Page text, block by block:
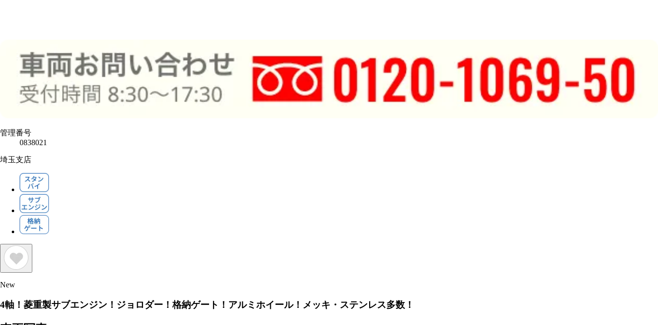
管理番号
0838021
埼玉支店
New
4軸！菱重製サブエンジン！ジョロダー！格納ゲート！アルミホイール！メッキ・ステンレス多数！